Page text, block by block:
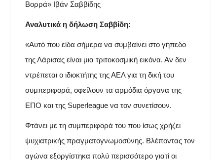
Βορρά» Ιβάν Σαββίδης
Αναλυτικά η δήλωση Σαββίδη:
«Αυτό που είδα σήμερα να συμβαίνει στο γήπεδο
της Λάρισας είναι μια τριτοκοσμική εικόνα. Αν δεν
ντρέπεται ο ιδιοκτήτης της ΑΕΛ για τη δική του
συμπεριφορά, οφείλουν τα αρμόδια όργανα της
ΕΠΟ και της Superleague να τον συνετίσουν.
Φτάνει με τη συμπεριφορά του που ίσως χρήζει
ψυχιατρικής πραγματογνωμοσύνης. Βλέποντας τον
αγώνα εξοργίστηκα πολύ περισσότερο γιατί οι